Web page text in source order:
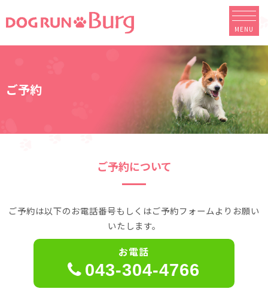
MENU
ご予約
ご予約について
ご予約は以下のお電話番号もしくはご予約フォームよりお願い
いたします。
お電話
043-304-4766